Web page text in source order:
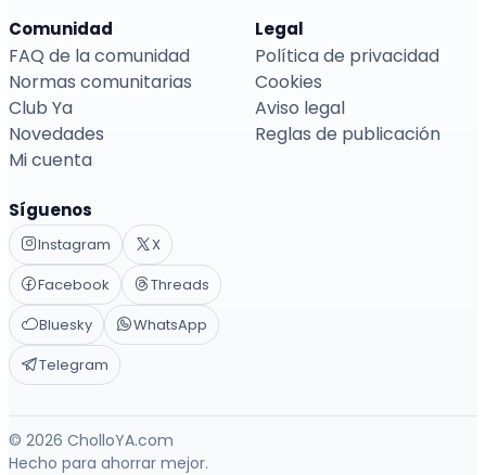
Comunidad
FAQ de la comunidad
Normas comunitarias
Club Ya
Novedades
Mi cuenta
Legal
Política de privacidad
Cookies
Aviso legal
Reglas de publicación
Síguenos
Instagram
X
Facebook
Threads
Bluesky
WhatsApp
Telegram
© 2026 CholloYA.com
Hecho para ahorrar mejor.